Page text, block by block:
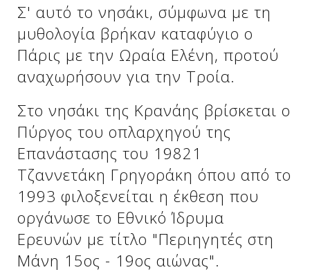
Δείτε μας:
Δείτε μας:
Δείτε μας:
Σ' αυτό το νησάκι, σύμφωνα με τη
μυθολογία βρήκαν καταφύγιο ο
Πάρις με την Ωραία Ελένη, προτού
αναχωρήσουν για την Τροία.
Στο νησάκι της Κρανάης βρίσκεται ο
Πύργος του οπλαρχηγού της
Επανάστασης του 19821
Τζαννετάκη Γρηγοράκη όπου από το
1993 φιλοξενείται η έκθεση που
οργάνωσε το Εθνικό Ίδρυμα
Ερευνών με τίτλο "Περιηγητές στη
Μάνη 15ος - 19ος αιώνας".